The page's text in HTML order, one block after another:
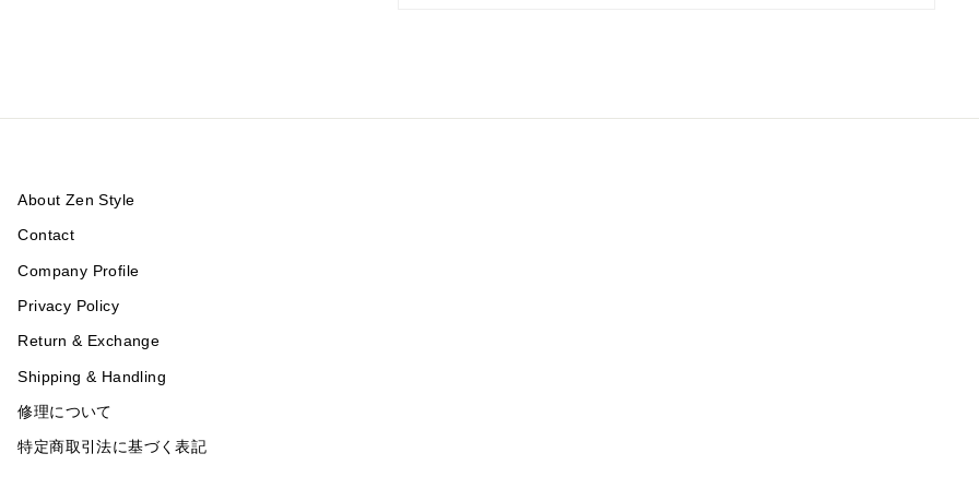
About Zen Style
Contact
Company Profile
Privacy Policy
Return & Exchange
Shipping & Handling
修理について
特定商取引法に基づく表記